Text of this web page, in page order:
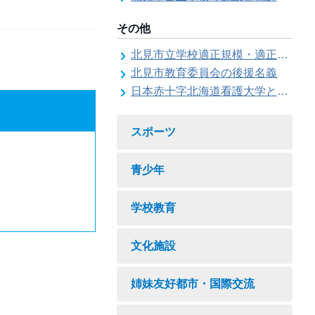
その他
北見市立学校適正規模・適正配置検討委員会
北見市教育委員会の後援名義
日本赤十字北海道看護大学と北見市教育委員会との連携協力に関する協定の締結
スポーツ
青少年
学校教育
文化施設
姉妹友好都市・国際交流